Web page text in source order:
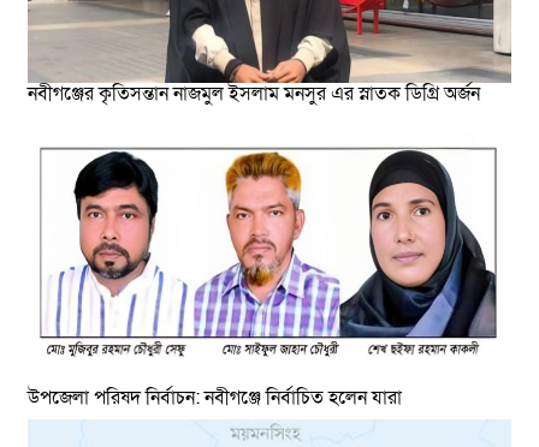
নবীগঞ্জের কৃতিসন্তান নাজমুল ইসলাম মনসুর এর স্নাতক ডিগ্রি অর্জন
উপজেলা পরিষদ নির্বাচন: নবীগঞ্জে নির্বাচিত হলেন যারা